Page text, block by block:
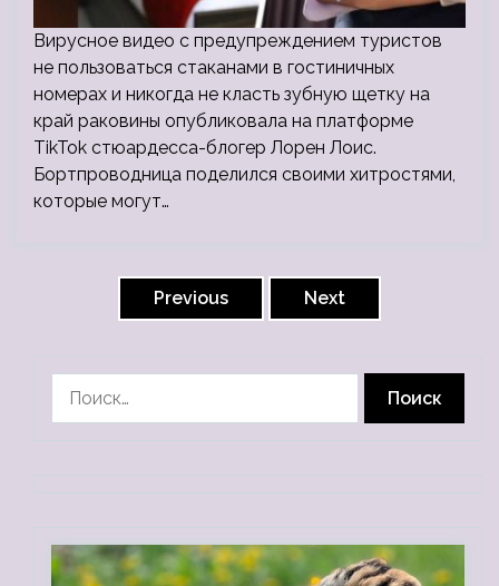
Вирусное видео с предупреждением туристов
не пользоваться стаканами в гостиничных
номерах и никогда не класть зубную щетку на
край раковины опубликовала на платформе
TikTok стюардесса-блогер Лорен Лоис.
Бортпроводница поделился своими хитростями,
которые могут…
Previous Next